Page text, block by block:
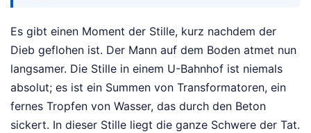
Es gibt einen Moment der Stille, kurz nachdem der
Dieb geflohen ist. Der Mann auf dem Boden atmet nun
langsamer. Die Stille in einem U-Bahnhof ist niemals
absolut; es ist ein Summen von Transformatoren, ein
fernes Tropfen von Wasser, das durch den Beton
sickert. In dieser Stille liegt die ganze Schwere der Tat.